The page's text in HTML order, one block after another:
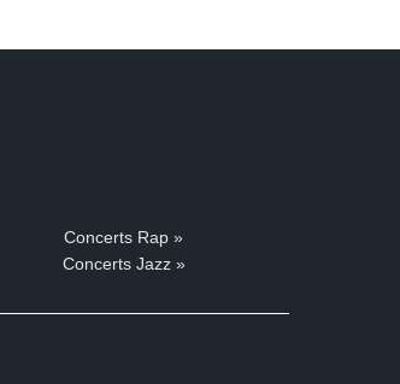
Concerts Rap »
Concerts Jazz »